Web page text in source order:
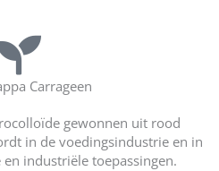
Carrageen
gewonnen uit rood
in de voedingsindustrie en in
industriële toepassingen.